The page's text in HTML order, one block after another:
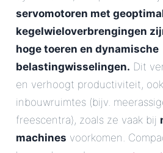
servomotoren met
kegelwieloverbrengingen
hoge toeren en dynamische
belastingwisselingen. Dit
en verhoogt productiviteit,
inbouwruimtes (bijv.
freescentra), zoals ze vaak bij
machines voorkomen.